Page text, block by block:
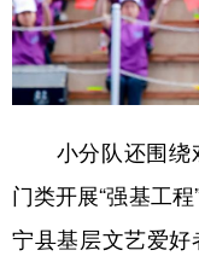
小分队还围绕
门类开展“强基工
宁县基层文艺爱